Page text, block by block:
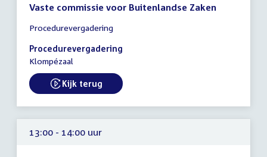
Vaste commissie voor Buitenlandse Zaken
vergadering
12:30
-
13:15
uur
Procedurevergadering
Procedurevergadering
Klompézaal
External link:
Kijk terug
13:00 - 14:00 uur